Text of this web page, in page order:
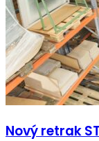
Nový retrak